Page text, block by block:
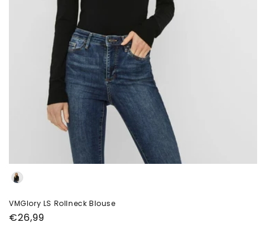
Color
VMGlory LS Rollneck Blouse
Normale
€26,99